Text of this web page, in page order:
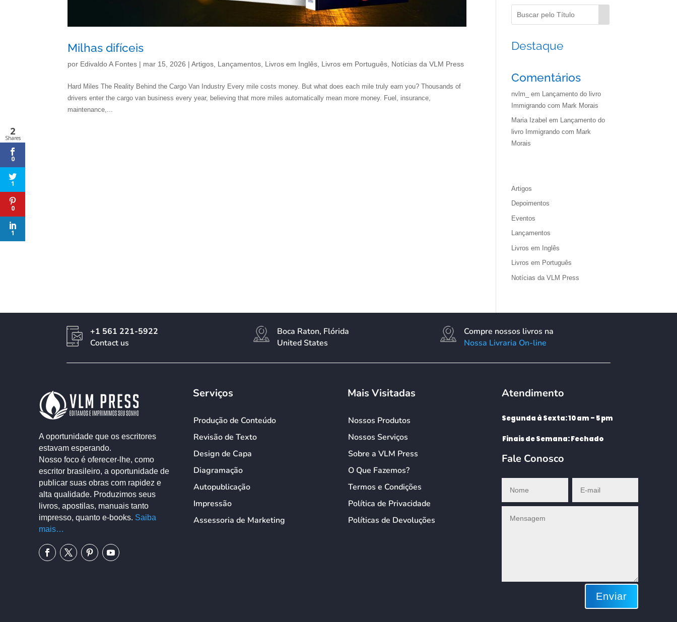
Milhas difíceis
por Edivaldo A Fontes | mar 15, 2026 |Artigos Lançamentos Livros em Inglês Livros em Português Notícias da VLM Press
Hard Miles The Reality Behind the Cargo Van Industry Every mile costs money. But what does each mile truly earn you? Thousands of
drivers enter the cargo van business every year, believing that more miles automatically mean more money. Fuel, insurance,
maintenance,...
Destaque
Comentários
nvlm_ em Lançamento do livro
Immigrando com Mark Morais
Maria Izabel em Lançamento do
livro Immigrando com Mark
Morais
Artigos
Depoimentos
Eventos
Lançamentos
Livros em Inglês
Livros em Português
Notícias da VLM Press
+1 561 221-5922
Contact us
Boca Raton, Flórida
United States
Compre nossos livros na
Nossa Livraria On-line
A oportunidade que os escritores
estavam esperando.
Nosso foco é oferecer-lhe, como
escritor brasileiro, a oportunidade de
publicar suas obras com rapidez e
alta qualidade. Produzimos seus
livros, apostilas, manuais tanto
impresso, quanto e-books. Saiba
mais…
Serviços
Produção de Conteúdo
Revisão de Texto
Design de Capa
Diagramação
Autopublicação
Impressão
Assessoria de Marketing
Mais Visitadas
Nossos Produtos
Nossos Serviços
Sobre a VLM Press
O Que Fazemos?
Termos e Condições
Política de Privacidade
Políticas de Devoluções
Atendimento
Segunda à Sexta: 10 am – 5 pm
Finais de Semana: Fechado
Fale Conosco
Enviar
2
Shares
0
1
0
1